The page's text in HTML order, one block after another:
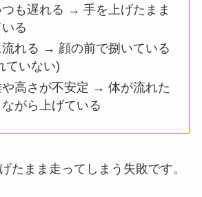
も遅れる → 手を上げたまま
る
流れる → 顔の前で捌いている
ていない)
や高さが不安定 → 体が流れた
がら上げている
たまま走ってしまう失敗です。